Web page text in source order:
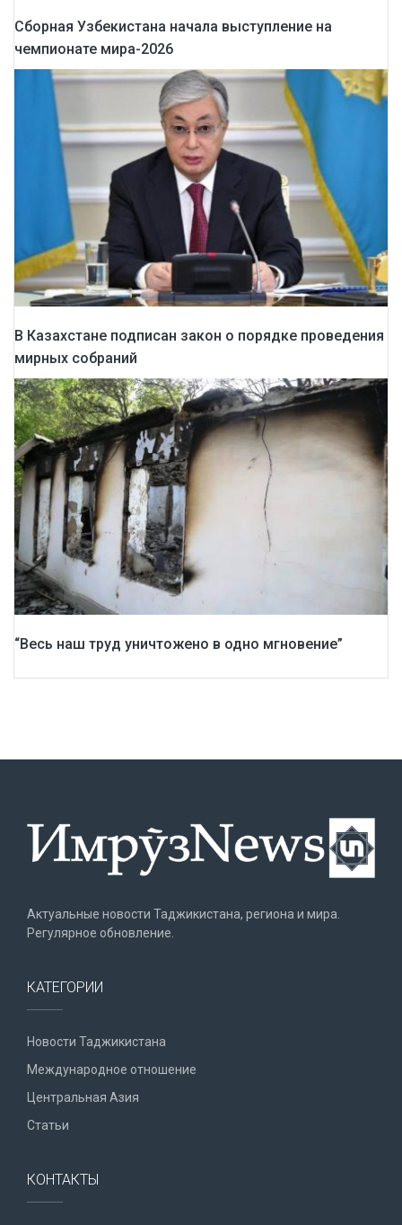
Сборная Узбекистана начала выступление на
чемпионате мира-2026
В Казахстане подписан закон о порядке проведения
мирных собраний
“Весь наш труд уничтожено в одно мгновение”
Актуальные новости Таджикистана, региона и мира.
Регулярное обновление.
КАТЕГОРИИ
Новости Таджикистана
Международное отношение
Центральная Азия
Статьи
КОНТАКТЫ